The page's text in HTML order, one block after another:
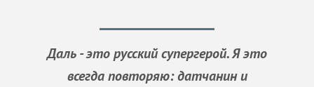
Даль - это русский супергерой. Я это
всегда повторяю: датчанин и